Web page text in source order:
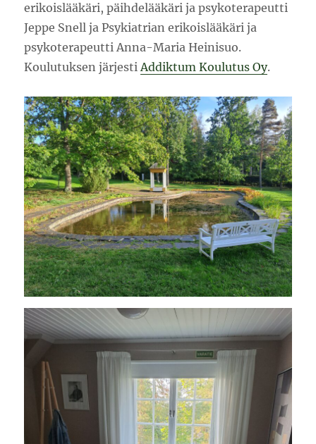
erikoislääkäri, päihdelääkäri ja psykoterapeutti
Jeppe Snell ja Psykiatrian erikoislääkäri ja
psykoterapeutti Anna-Maria Heinisuo.
Koulutuksen järjestiAddiktum Koulutus Oy.